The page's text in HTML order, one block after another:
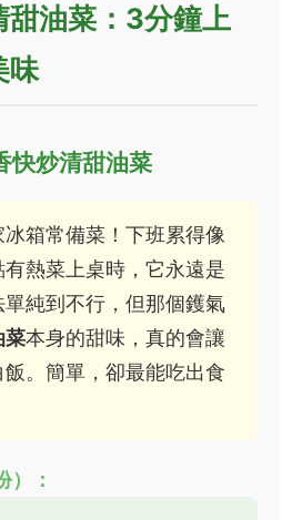
甜油菜：3分鐘上
味
快炒清甜油菜
箱常備菜！下班累得像
熱菜上桌時，它永遠是
純到不行，但那個鑊氣
菜本身的甜味，真的會讓
飯。簡單，卻最能吃出食
）：